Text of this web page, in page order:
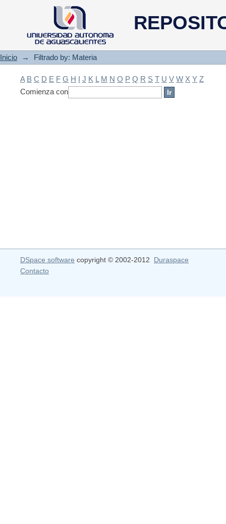
Filtrado by: Materia
Inicio → Filtrado by: Materia
A B C D E F G H I J K L M N O P Q R S T U V W X Y Z
Comienza con
DSpace software copyright © 2002-2012 Duraspace
Contacto